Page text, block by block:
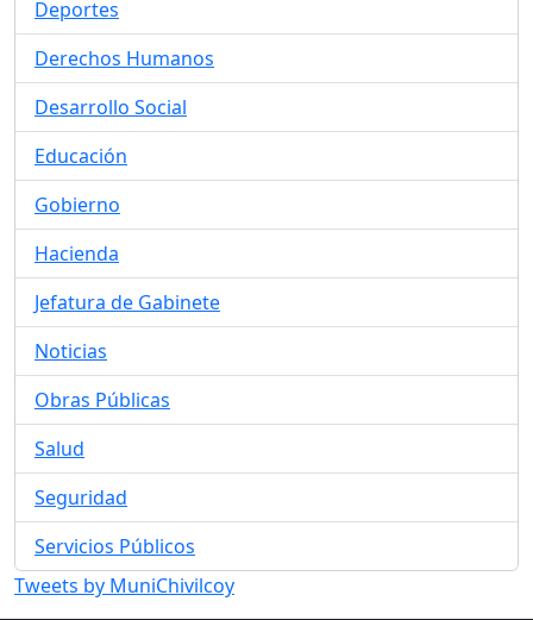
Deportes
Derechos Humanos
Desarrollo Social
Educación
Gobierno
Hacienda
Jefatura de Gabinete
Noticias
Obras Públicas
Salud
Seguridad
Servicios Públicos
Tweets by MuniChivilcoy